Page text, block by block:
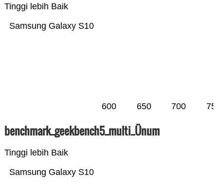
Tinggi lebih Baik
Samsung Galaxy S10
600 650 700
benchmark_geekbench5_multi_Ünum
Tinggi lebih Baik
Samsung Galaxy S10